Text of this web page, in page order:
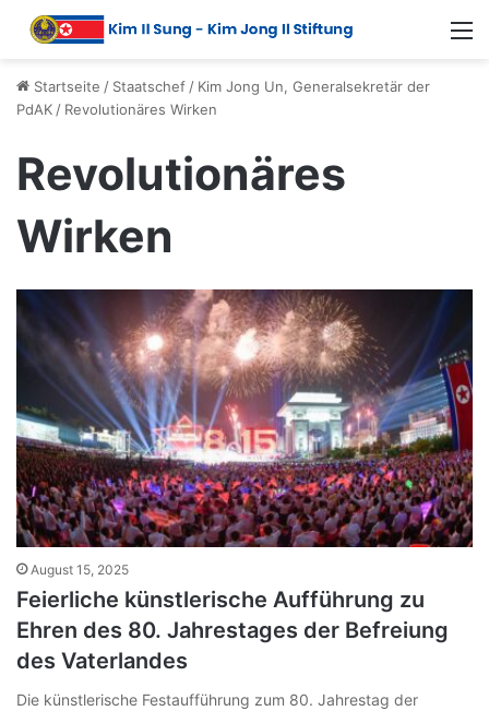
Startseite / Staatschef/ Kim Jong Un, Generalsekretär der
PdAK/ Revolutionäres Wirken
Revolutionäres
Wirken
August 15, 2025
Feierliche künstlerische Aufführung zu
Ehren des 80. Jahrestages der Befreiung
des Vaterlandes
Die künstlerische Festaufführung zum 80. Jahrestag der